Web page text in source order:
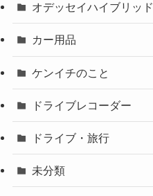
オデッセイハイブリッド
カー用品
ケンイチのこと
ドライブレコーダー
ドライブ・旅行
未分類